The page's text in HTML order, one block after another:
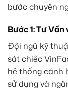
bước chuyên
Bước 1: Tư
Đội ngũ kỹ
sát chiếc
hệ thống cảnh
sử dụng và